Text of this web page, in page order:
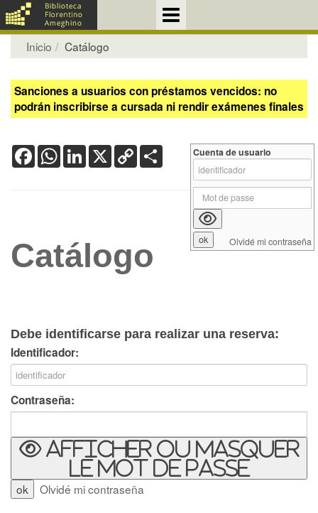
Inicio Catálogo
Sanciones a usuarios con préstamos vencidos: no
podrán inscribirse a cursada ni rendir exámenes finales
FacebookWhatsApp
LinkedIn
X Copy
Link
Catálogo
Debe identificarse para realizar una reserva:
Identificador:
Contraseña:
Afficher ou masquer
le mot de passe
Olvidé mi contraseña
Cuenta de usuario
Olvidé mi contraseña